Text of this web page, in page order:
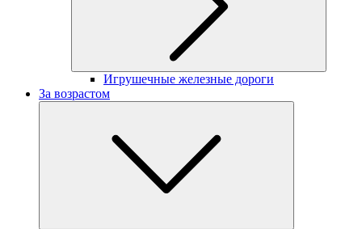
Игрушечные железные дороги
За возрастом